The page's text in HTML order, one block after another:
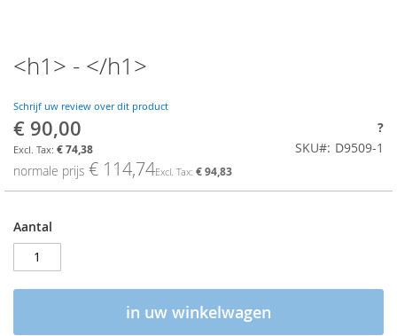
<h1> - </h1>
Schrijf uw review over dit product
Aanbiedings
prijs
€ 90,00
€ 74,38
normale prijs € 114,74 € 94,83
?
SKU
D9509-1
Aantal
in uw winkelwagen